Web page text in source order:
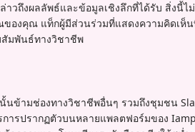
วถึงผลลัพธ์และข้อมูลเชิงลึกที่ได้รับ สิ่งนี้ไ
องคุณ แท็กผู้มีส่วนร่วมที่แสดงความคิดเห็
สัมพันธ์ทางวิชาชีพ
ข้ามช่องทางวิชาชีพอื่นๆ รวมถึงชุมชน
ารปรากฏตัวบนหลายแพลตฟอร์มของ